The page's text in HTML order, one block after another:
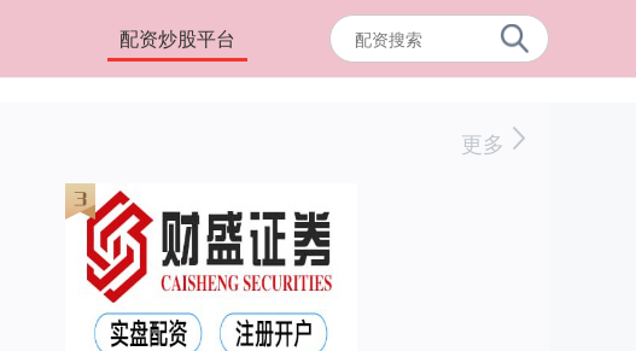
配资炒股平台
更多